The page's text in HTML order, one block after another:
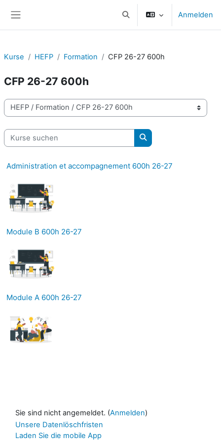
Sucheingabe umschalten
Anmelden
Kurse HEFP Formation CFP 26-27 600h
CFP 26-27 600h
Kursbereiche
Kurse suchen
Kurse suchen
Administration et accompagnement 600h 26-27
Module B 600h 26-27
Module A 600h 26-27
Sie sind nicht angemeldet. (Anmelden)
Unsere Datenlöschfristen
Laden Sie die mobile App